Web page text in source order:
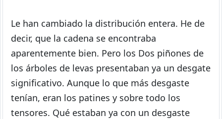
Le han cambiado la distribución entera. He de
decir, que la cadena se encontraba
aparentemente bien. Pero los Dos piñones de
los árboles de levas presentaban ya un desgate
significativo. Aunque lo que más desgaste
tenían, eran los patines y sobre todo los
tensores. Qué estaban ya con un desgaste